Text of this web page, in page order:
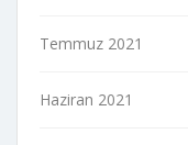
Temmuz 2021
Haziran 2021